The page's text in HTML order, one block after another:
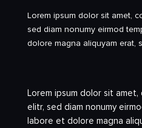
Lorem ipsum dolor sit amet,
sed diam nonumy eirmod
dolore magna aliquyam erat,
Lorem ipsum dolor sit
elitr, sed diam nonumy
labore et dolore magna